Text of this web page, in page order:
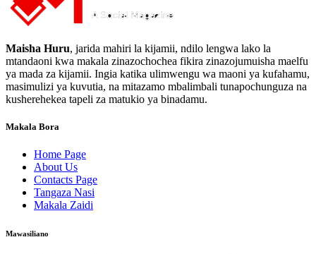
Maisha Huru, jarida mahiri la kijamii, ndilo lengwa lako la
mtandaoni kwa makala zinazochochea fikira zinazojumuisha maelfu
ya mada za kijamii. Ingia katika ulimwengu wa maoni ya kufahamu,
masimulizi ya kuvutia, na mitazamo mbalimbali tunapochunguza na
kusherehekea tapeli za matukio ya binadamu.
Makala Bora
Home Page
About Us
Contacts Page
Tangaza Nasi
Makala Zaidi
Mawasiliano